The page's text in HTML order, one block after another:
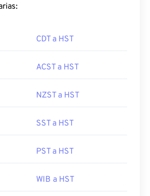
CDT a HST
ACST a HST
NZST a HST
SST a HST
PST a HST
WIB a HST